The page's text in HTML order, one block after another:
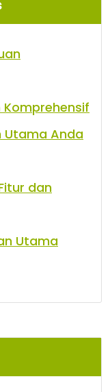
Komprehensif
Utama Anda
dan
Utama